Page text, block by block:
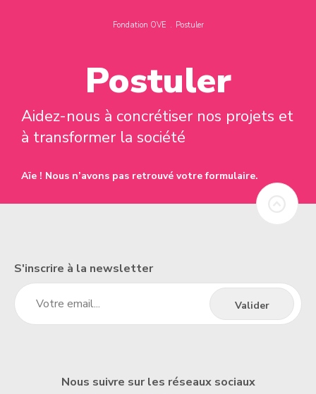
Fondation OVE Postuler
Postuler
Aidez-nous à concrétiser nos projets et
à transformer la société
Aïe ! Nous n’avons pas retrouvé votre formulaire.
S'inscrire à la newsletter
Nous suivre sur les réseaux sociaux